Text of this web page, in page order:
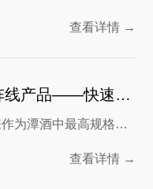
太冲，接受不了，入
腔，但是喜欢酱酒的
市场可以简单的分为
酱香，这两个场地的
查看详情 →
酱酒高端阵线产品——快速了解潭酒紫气东来
为潭酒中最高规格的
高端白酒，我们今天
查看详情 →